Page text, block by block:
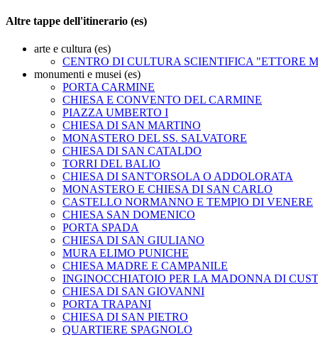
Altre tappe dell'itinerario (es)
arte e cultura (es)
CENTRO DI CULTURA SCIENTIFICA "ETTORE
monumenti e musei (es)
PORTA CARMINE
CHIESA E CONVENTO DEL CARMINE
PIAZZA UMBERTO I
CHIESA DI SAN MARTINO
MONASTERO DEL SS. SALVATORE
CHIESA DI SAN CATALDO
TORRI DEL BALIO
CHIESA DI SANT'ORSOLA O ADDOLORATA
MONASTERO E CHIESA DI SAN CARLO
CASTELLO NORMANNO E TEMPIO DI VENERE
CHIESA SAN DOMENICO
PORTA SPADA
CHIESA DI SAN GIULIANO
MURA ELIMO PUNICHE
CHIESA MADRE E CAMPANILE
INGINOCCHIATOIO PER LA MADONNA DI
CHIESA DI SAN GIOVANNI
PORTA TRAPANI
CHIESA DI SAN PIETRO
QUARTIERE SPAGNOLO